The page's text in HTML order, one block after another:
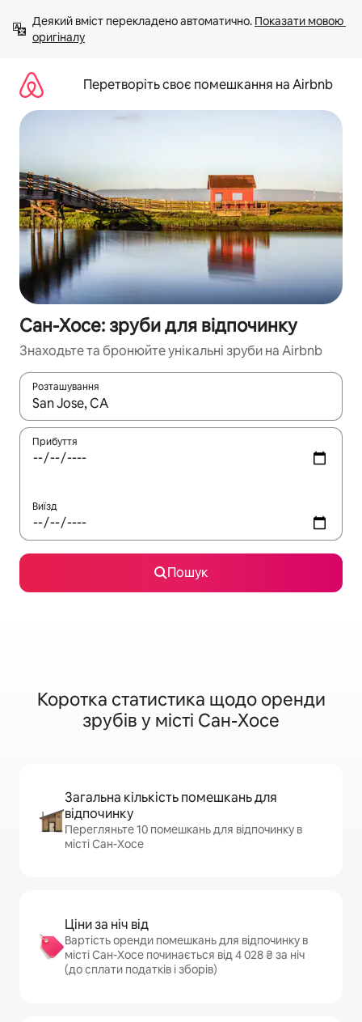
вмісту
Деякий вміст перекладено автоматично. Показати мовою
оригіналу
Перетворіть своє помешкання на Airbnb
Сан-Хосе: зруби для відпочинку
Знаходьте та бронюйте унікальні зруби на Airbnb
Розташування
Отримавши результати пошуку, використовуйте для
Прибуття
Виїзд
Пошук
Коротка статистика щодо оренди
зрубів у місті Сан-Хосе
Загальна кількість помешкань для
відпочинку
Перегляньте 10 помешкань для відпочинку в
місті Сан-Хосе
Ціни за ніч від
Вартість оренди помешкань для відпочинку в
місті Сан-Хосе починається від 4 028 ₴ за ніч
(до сплати податків і зборів)